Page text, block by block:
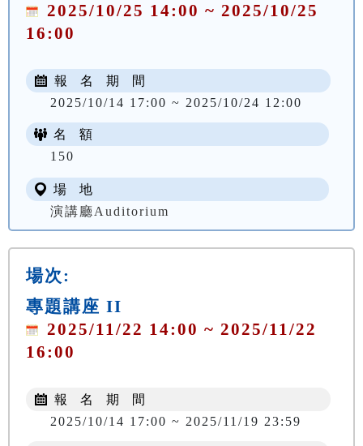
2025/10/25 14:00 ~ 2025/10/25
16:00
報 名 期 間
2025/10/14 17:00 ~ 2025/10/24 12:00
名 額
150
場 地
演講廳Auditorium
場次:
專題講座 II
2025/11/22 14:00 ~ 2025/11/22
16:00
報 名 期 間
2025/10/14 17:00 ~ 2025/11/19 23:59